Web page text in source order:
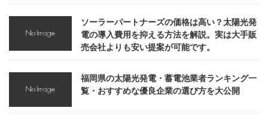
ソーラーパートナーズの価格は高い？太陽光発
電の導入費用を抑える方法を解説。実は大手販
売会社よりも安い提案が可能です。
福岡県の太陽光発電・蓄電池業者ランキング一
覧・おすすめな優良企業の選び方を大公開